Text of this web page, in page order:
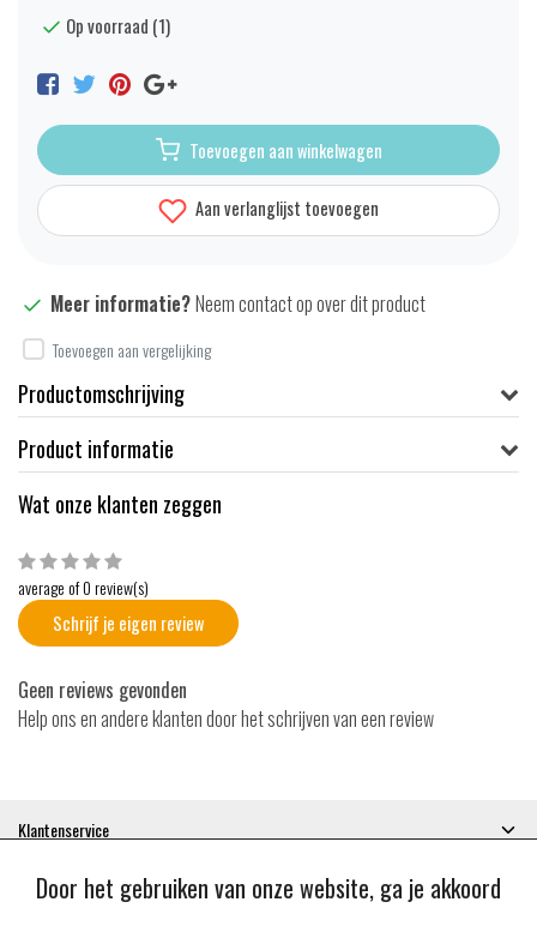
Op voorraad (1)
Toevoegen aan winkelwagen
Aan verlanglijst toevoegen
Meer informatie?Neem contact op over dit product
Toevoegen aan vergelijking
Productomschrijving
Product informatie
Wat onze klanten zeggen
average of 0 review(s)
Schrijf je eigen review
Geen reviews gevonden
Help ons en andere klanten door het schrijven van een review
Klantenservice
Categorieën
Door het gebruiken van onze website, ga je akkoord